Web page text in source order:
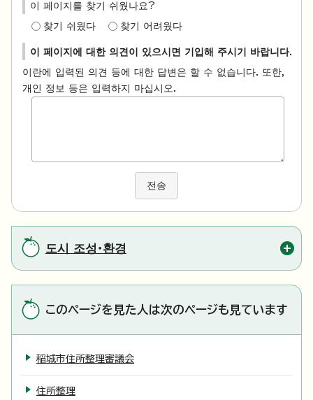
이 페이지를 찾기 쉬웠나요?
찾기 쉬웠다 찾기 어려웠다
이 페이지에 대한 의견이 있으시면 기입해 주시기 바랍니다.
이란에 입력된 의견 등에 대한 답변은 할 수 없습니다. 또한,
개인 정보 등은 입력하지 마십시오.
전송
도시 조성・환경
このページを見た人は次のページも見ています
稲城市住所整理審議会
住所整理